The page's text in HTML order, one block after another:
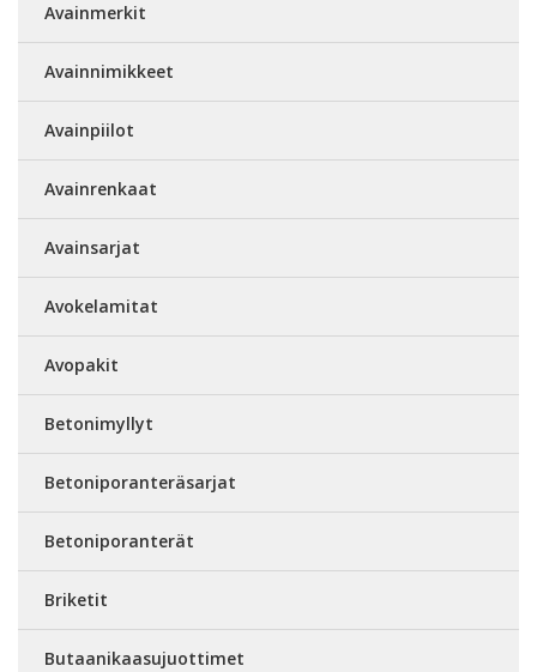
Avainmerkit
Avainnimikkeet
Avainpiilot
Avainrenkaat
Avainsarjat
Avokelamitat
Avopakit
Betonimyllyt
Betoniporanteräsarjat
Betoniporanterät
Briketit
Butaanikaasujuottimet